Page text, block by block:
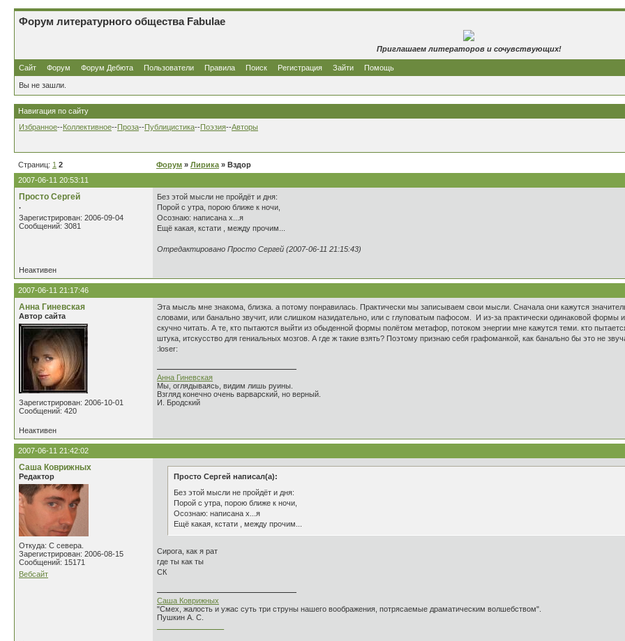
Форум литературного общества Fabulae
Приглашаем литераторов и сочувствующих!
Сайт Форум Форум Дебюта Пользователи Правила Поиск Регистрация Зайти Помощь
Вы не зашли.
Навигация по сайту
Избранное--Коллективное--Проза--Публицистика--Поэзия--Авторы
Страниц: 1 2 Форум » Лирика » Вздор
2007-06-11 20:53:11
Просто Сергей
.
Зарегистрирован: 2006-09-04
Сообщений: 3081
Без этой мысли не пройдёт и дня:
Порой с утра, порою ближе к ночи,
Осознаю: написана х...я
Ещё какая, кстати , между прочим...
Отредактировано Просто Сергей (2007-06-11 21:15:43)
Неактивен
2007-06-11 21:17:46
Анна Гиневская
Автор сайта
Зарегистрирован: 2006-10-01
Сообщений: 420
Эта мысль мне знакома, близка. а потому понравилась. Практически мы записываем свои мысли. Сначала они кажутся
словами, или банально звучит, или слишком назидательно, или с глуповатым пафосом. И из-за практически одинаковой формы
скучно читать. А те, кто пытаются выйти из обыденной формы полётом метафор, потоком энергии мне кажутся теми. кто
штука, итскусство для гениальных мозгов. А где ж такие взять? Поэтому признаю себя графоманкой, как банально бы это не
:loser:
Анна Гиневская
Мы, оглядываясь, видим лишь руины.
Взгляд конечно очень варварский, но верный.
И. Бродский
Неактивен
2007-06-11 21:42:02
Саша Коврижных
Редактор
Откуда: С севера.
Зарегистрирован: 2006-08-15
Сообщений: 15171
Вебсайт
Просто Сергей написал(а):
Без этой мысли не пройдёт и дня:
Порой с утра, порою ближе к ночи,
Осознаю: написана х...я
Ещё какая, кстати , между прочим...
Сирога, как я рат
где ты как ты
СК
Саша Коврижных
"Смех, жалость и ужас суть три струны нашего воображения, потрясаемые драматическим волшебством".
Пушкин А. С.